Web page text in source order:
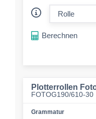
Berechnen
Plotterrollen
FOTOG190/610-30
Grammatur